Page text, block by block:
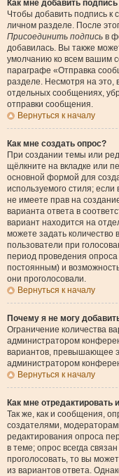
Как мне добавить
Чтобы добавить подпись
личном разделе. После
Присоединить подпись в
добавилась. Вы также
умолчанию ко всем вашим
параграфе «Отправка
разделе. Несмотря на это,
отдельных сообщениях,
отправки сообщения.
Вернуться к началу
Как мне создать опрос?
При создании темы или
щёлкните на вкладке или
основной формой для
используемого стиля;
не имеете прав на
варианта ответа в
вариант находится на
можете задать количество
пользователи при
период проведения опроса
постоянным) и
они проголосовали.
Вернуться к началу
Почему я не могу
Ограничение количества
администратором
вариантов, превышающее
администратором
Вернуться к началу
Как мне отредактировать
Так же, как и сообщения,
создателями,
редактирования опроса
в теме; опрос всегда
проголосовать, то вы
из вариантов ответа.